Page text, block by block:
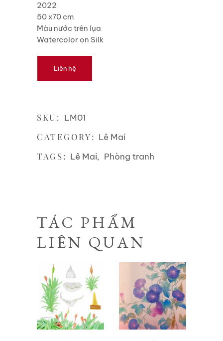
2022
50 x70 cm
Màu nước trên lụa
Watercolor on Silk
Liên hệ
SKU: LM01
CATEGORY: Lê Mai
TAGS: Lê Mai, Phòng tranh
TÁC PHẨM
LIÊN QUAN
Liên hệ Liên hệ